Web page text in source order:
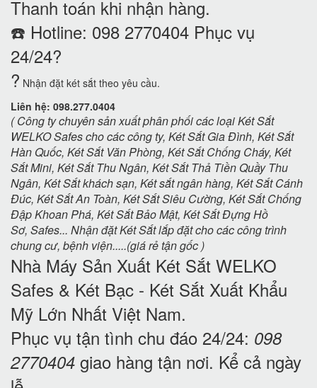
Thanh toán khi nhận hàng.
☎️ Hotline: 098 2770404 Phục vụ
24/24?
? Nhận đặt két sắt theo yêu cầu.
Liên hệ: 098.277.0404
( Công ty chuyên sản xuất phân phối các loại Két Sắt
WELKO Safes cho các công ty, Két Sắt Gia Đình, Két Sắt
Hàn Quốc, Két Sắt Văn Phòng, Két Sắt Chống Cháy, Két
Sắt Mini, Két Sắt Thu Ngân, Két Sắt Thả Tiền Quầy Thu
Ngân, Két Sắt khách sạn, Két sắt ngân hàng, Két Sắt Cánh
Đúc, Két Sắt An Toàn, Két Sắt Siêu Cường, Két Sắt Chống
Đập Khoan Phá, Két Sắt Bảo Mật, Két Sắt Đựng Hồ
Sơ, Safes... Nhận đặt Két Sắt lắp đặt cho các công trình
chung cư, bệnh viện.....(giá rẻ tận gốc )
Nhà Máy Sản Xuất Két Sắt WELKO
Safes & Két Bạc - Két Sắt Xuất Khẩu
Mỹ Lớn Nhất Việt Nam.
Phục vụ tận tình chu đáo 24/24: 098
2770404 giao hàng tận nơi. Kể cả ngày